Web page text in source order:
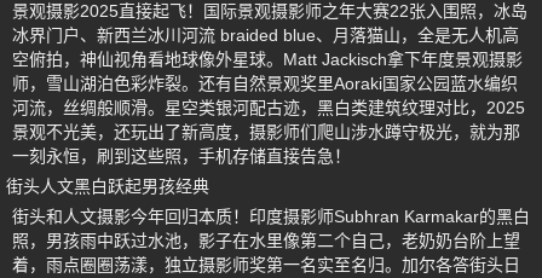
景观摄影2025直接起飞！国际景观摄影师之年大赛22张入围照，冰岛
冰界门户、新西兰冰川河流 braided blue、月落猫山，全是无人机高
空俯拍，神仙视角看地球像外星球。Matt Jackisch拿下年度景观摄影
师，雪山湖泊色彩炸裂。还有自然景观奖里Aoraki国家公园蓝水编织
河流，丝绸般顺滑。星空类银河配古迹，黑白类建筑纹理对比，2025
景观不光美，还玩出了新高度，摄影师们爬山涉水蹲守极光，就为那
一刻永恒，刷到这些照，手机存储直接告急！
街头人文黑白跃起男孩经典
街头和人文摄影今年回归本质！印度摄影师Subhran Karmakar的黑白
照，男孩雨中跃过水池，影子在水里像第二个自己，老奶奶台阶上望
着，雨点圈圈荡漾，独立摄影师奖第一名实至名归。加尔各答街头日